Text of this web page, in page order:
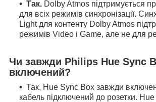
Так. Dolby Atmos підтримується
для всіх режимів синхронізації.
Light для контенту Dolby Atmos
режимів Video і Game, але не для
Чи завжди Philips Hue Sync
включений?
Так, Hue Sync Box завжди
кабель підключений до розетки.